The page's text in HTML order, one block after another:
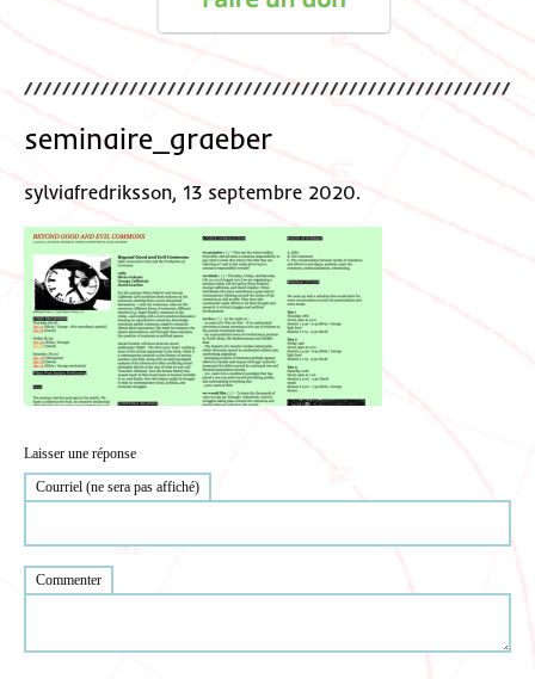
seminaire_graeber
sylviafredriksson, 13 septembre 2020.
Laisser une réponse
Courriel (ne sera pas affiché)
Commenter